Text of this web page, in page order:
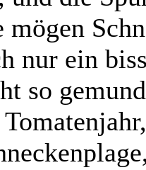
nur ein
so